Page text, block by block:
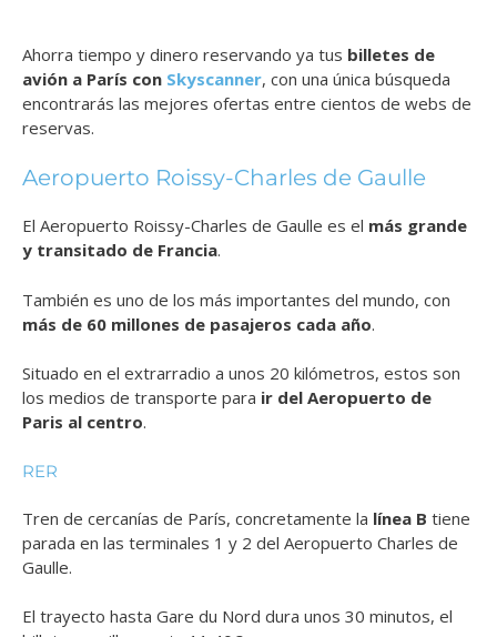
Ahorra tiempo y dinero reservando ya tus billetes de
avión a París con Skyscanner, con una única búsqueda
encontrarás las mejores ofertas entre cientos de webs de
reservas.
Aeropuerto Roissy-Charles de Gaulle
El Aeropuerto Roissy-Charles de Gaulle es el más grande
y transitado de Francia.
También es uno de los más importantes del mundo, con
más de 60 millones de pasajeros cada año.
Situado en el extrarradio a unos 20 kilómetros, estos son
los medios de transporte para ir del Aeropuerto de
Paris al centro.
RER
Tren de cercanías de París, concretamente la línea B tiene
parada en las terminales 1 y 2 del Aeropuerto Charles de
Gaulle.
El trayecto hasta Gare du Nord dura unos 30 minutos, el